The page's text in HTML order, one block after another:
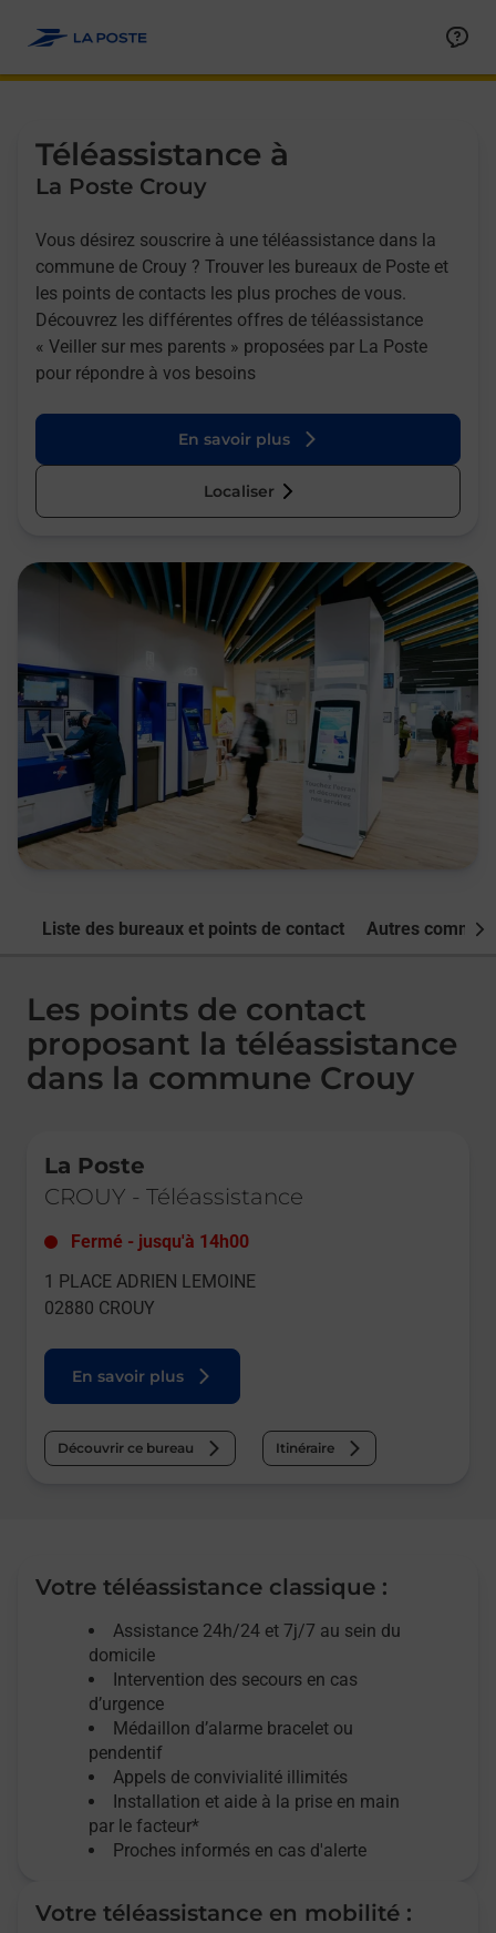
Téléassistance à
La Poste Crouy
Vous désirez souscrire à une téléassistance dans la
commune de Crouy ? Trouver les bureaux de Poste et
les points de contacts les plus proches de vous.
Découvrez les différentes offres de téléassistance
« Veiller sur mes parents » proposées par La Poste
pour répondre à vos besoins
En savoir plus
Localiser
Liste des bureaux et points de contact Autres
Les points de contact
proposant la téléassistance
dans la commune Crouy
La Poste
CROUY - Téléassistance
Fermé - jusqu'à 14h00
1 PLACE ADRIEN LEMOINE
02880 CROUY
En savoir plus
Découvrir ce bureau Itinéraire
Votre téléassistance classique :
Assistance 24h/24 et 7j/7 au sein du
domicile
Intervention des secours en cas
d’urgence
Médaillon d’alarme bracelet ou
pendentif
Appels de convivialité illimités
Installation et aide à la prise en main
par le facteur*
Proches informés en cas d'alerte
Votre téléassistance en mobilité :